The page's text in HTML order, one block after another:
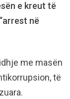
e kreut të
në
me masën
të